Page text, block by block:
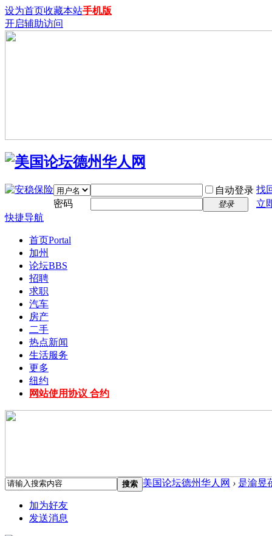
设为首页收藏本站手机版
开启辅助访问
自动登录 找
密码
登录
立
快捷导航
首页Portal
加州
论坛BBS
招聘
求职
汽车
房产
二手
热点新闻
生活服务
更多
纽约
网站使用协议 合约
搜索 美国论坛德州华人网 › 是渝昱
加为好友
发送消息